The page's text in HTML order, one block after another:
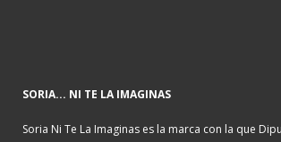
SORIA... NI TE LA IMAGINAS
Soria Ni Te La Imaginas es la marca con la que